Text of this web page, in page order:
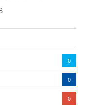
0
0
0